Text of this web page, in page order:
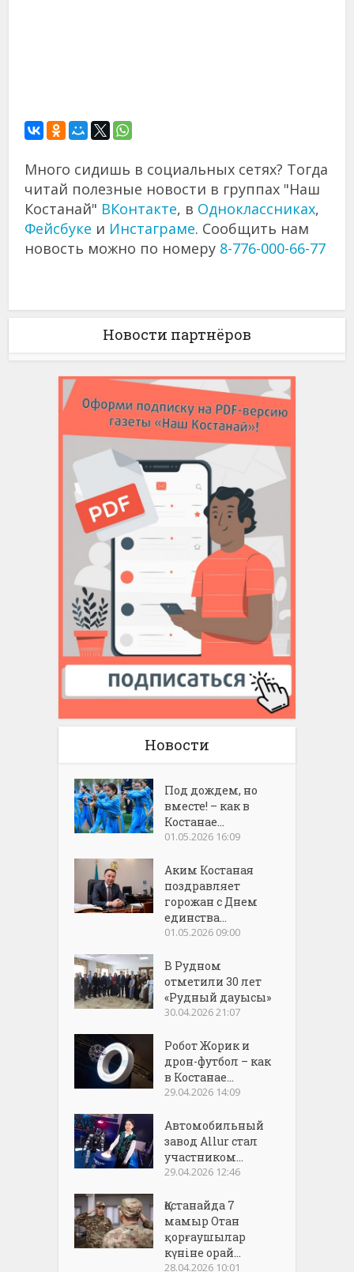
Много сидишь в социальных сетях? Тогда
читай полезные новости в группах "Наш
Костанай" ВКонтакте, в Одноклассниках,
Фейсбуке и Инстаграме. Сообщить нам
новость можно по номеру 8-776-000-66-77
Новости партнёров
Новости
Под дождем, но
вместе! – как в
Костанае...
01.05.2026 16:09
Аким Костаная
поздравляет
горожан с Днем
единства...
01.05.2026 09:00
В Рудном
отметили 30 лет
«Рудный дауысы»
30.04.2026 21:07
Робот Жорик и
дрон-футбол – как
в Костанае...
29.04.2026 14:09
Автомобильный
завод Allur стал
участником...
29.04.2026 12:46
Қостанайда 7
мамыр Отан
қорғаушылар
күніне орай...
28.04.2026 10:01